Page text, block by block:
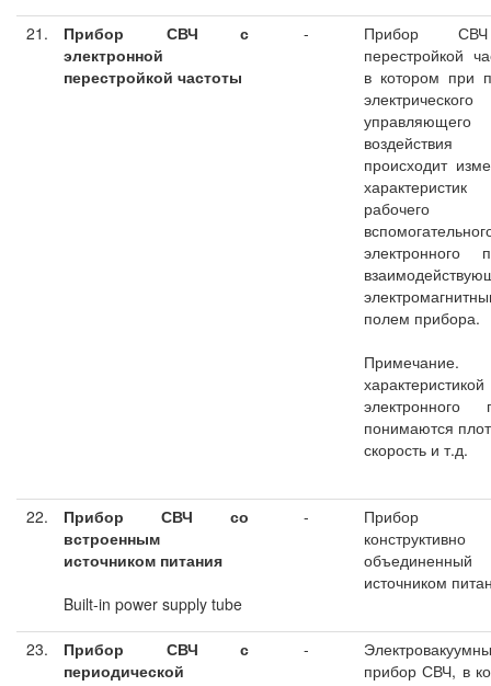
21.
Прибор СВЧ с
электронной
перестройкой частоты
-
Прибор
перестройкой
в котором при
электрического
управляющего
воздействия
происходит
характеристик
рабочего
электронного
полем прибора.
характеристикой
электронного
понимаются
скорость и т.д.
22.
Прибор СВЧ со
встроенным
источником питания
Built-in power supply tube
-
Прибор
конструктивно
источником
23.
Прибор СВЧ с
периодической
-
прибор СВЧ, в